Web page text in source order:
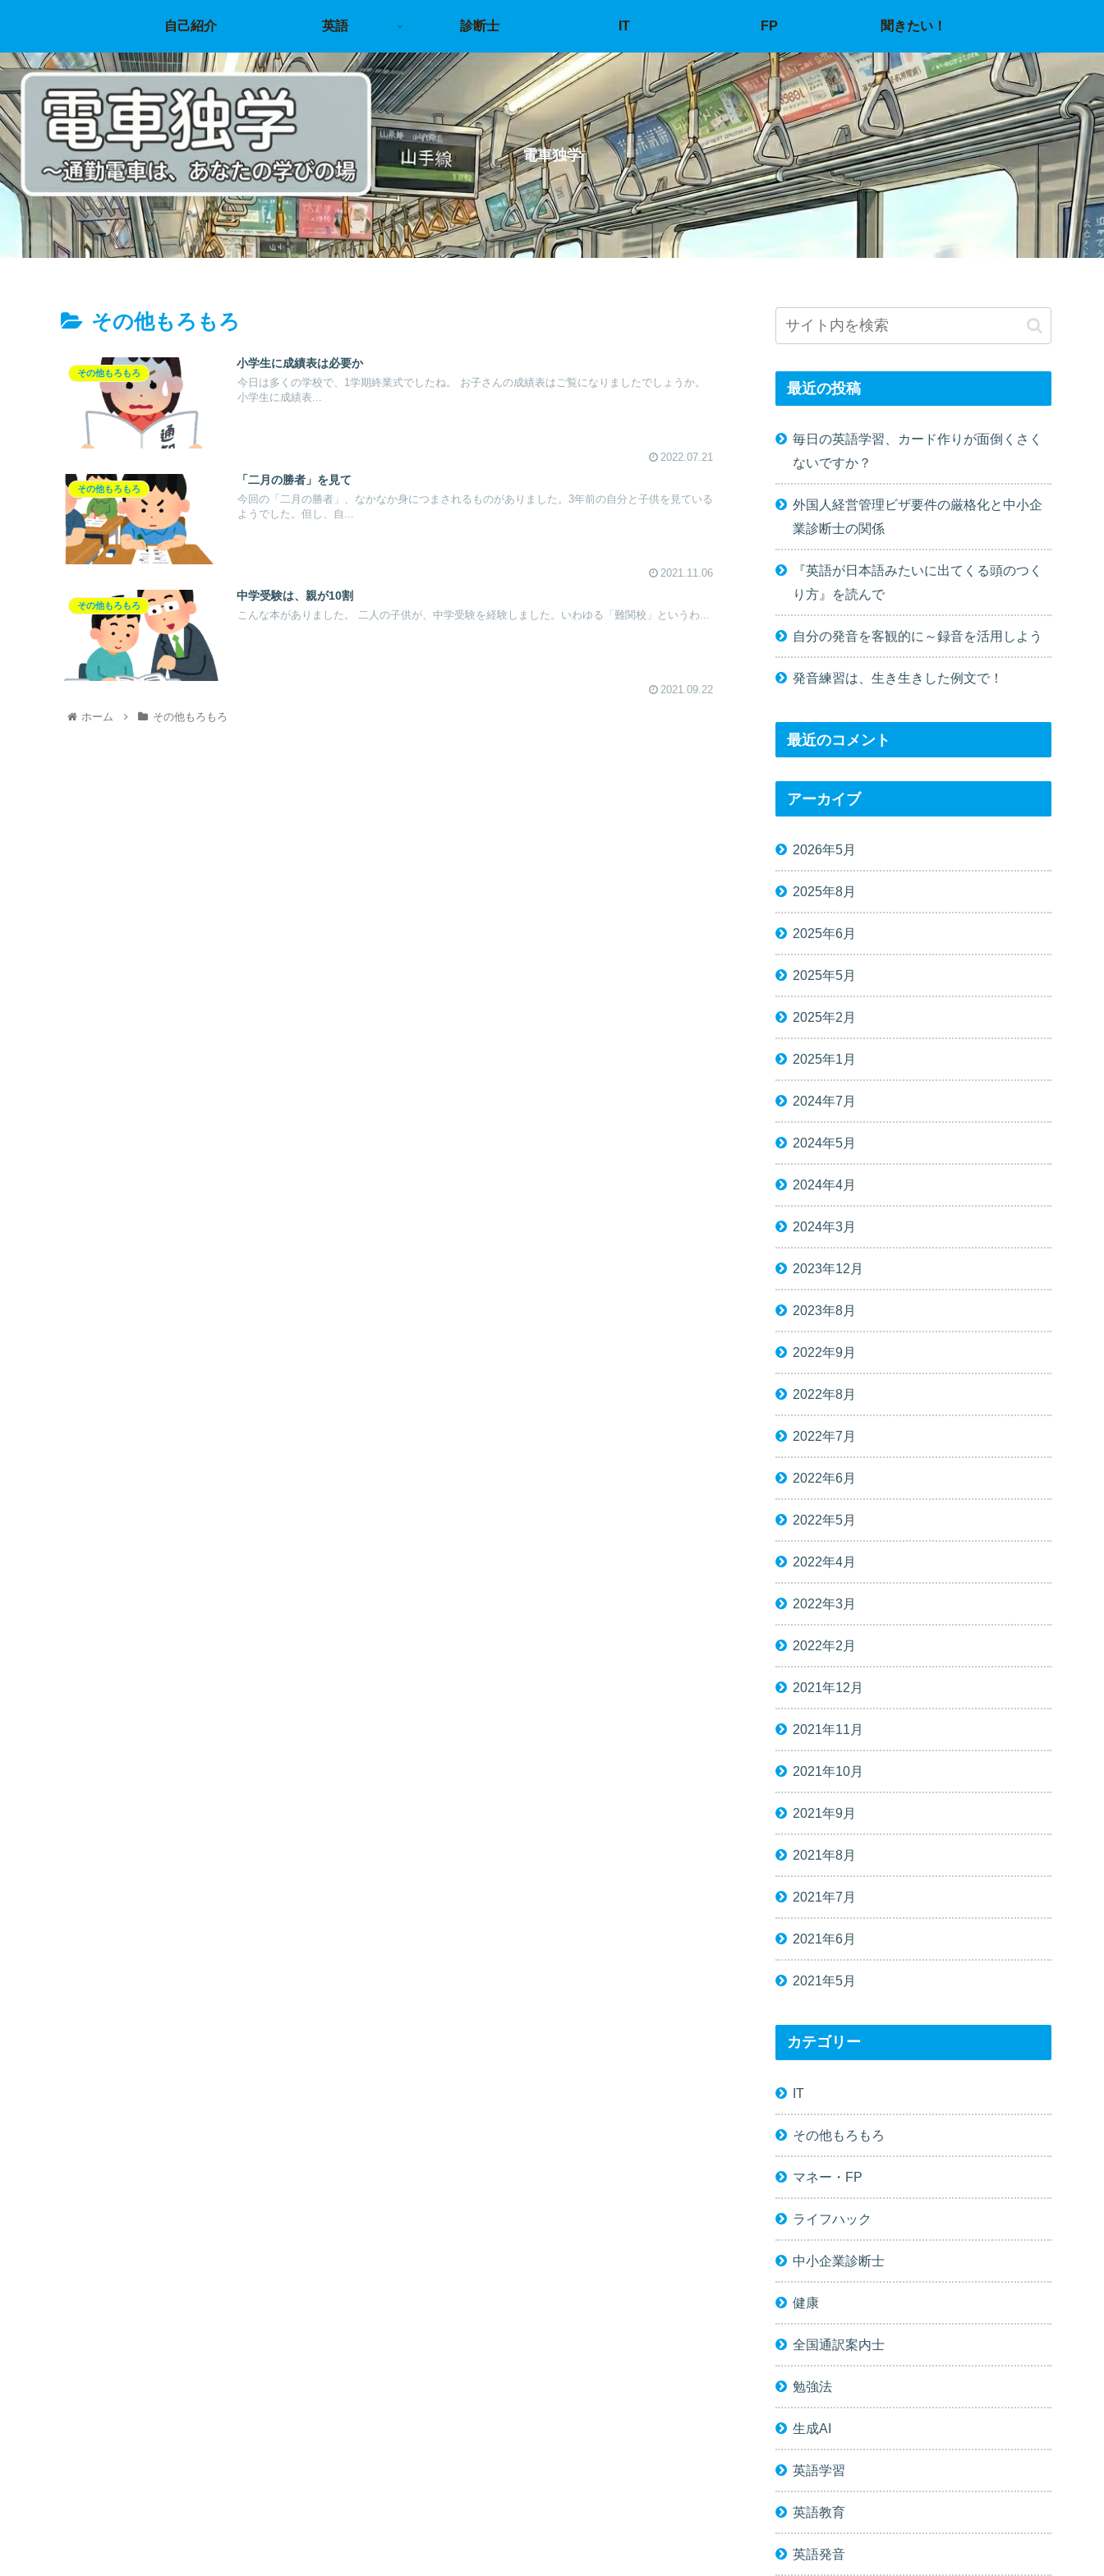
電車独学
自己紹介 英語 診断士 IT FP 聞きたい！
その他もろもろ
その他もろもろ
小学生に成績表は必要か
今日は多くの学校で、1学期終業式でしたね。 お子さんの成績表はご覧になりましたでしょうか。
小学生に成績表...
2022.07.21
その他もろもろ
「二月の勝者」を見て
今回の「二月の勝者」、なかなか身につまされるものがありました。3年前の自分と子供を見ている
ようでした。但し、自...
2021.11.06
その他もろもろ
中学受験は、親が10割
こんな本がありました。 二人の子供が、中学受験を経験しました。いわゆる「難関校」というわ...
2021.09.22
ホーム その他もろもろ
最近の投稿
毎日の英語学習、カード作りが面倒くさく
ないですか？
外国人経営管理ビザ要件の厳格化と中小企
業診断士の関係
『英語が日本語みたいに出てくる頭のつく
り方』を読んで
自分の発音を客観的に～録音を活用しよう
発音練習は、生き生きした例文で！
最近のコメント
アーカイブ
2026年5月
2025年8月
2025年6月
2025年5月
2025年2月
2025年1月
2024年7月
2024年5月
2024年4月
2024年3月
2023年12月
2023年8月
2022年9月
2022年8月
2022年7月
2022年6月
2022年5月
2022年4月
2022年3月
2022年2月
2021年12月
2021年11月
2021年10月
2021年9月
2021年8月
2021年7月
2021年6月
2021年5月
カテゴリー
IT
その他もろもろ
マネー・FP
ライフハック
中小企業診断士
健康
全国通訳案内士
勉強法
生成AI
英語学習
英語教育
英語発音